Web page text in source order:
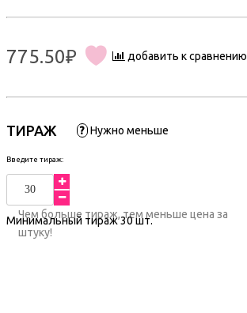
775.50₽ добавить к сравнению
ТИРАЖ ? Нужно меньше
Введите тираж:
Чем больше тираж, тем меньше цена за
штуку!
Минимальный тираж30шт.